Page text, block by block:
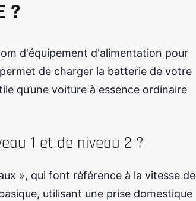
?
d'équipement d'alimentation pour
de charger la batterie de votre
qu’une voiture à essence ordinaire
1 et de niveau 2 ?
», qui font référence à la vitesse de
utilisant une prise domestique